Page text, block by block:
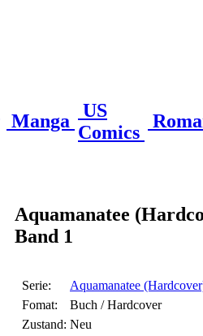
Manga
US
Comics
Aquamanatee
Band 1
Serie:
Aquamanatee
Fomat:
Buch / Hardcover
Zustand: Neu